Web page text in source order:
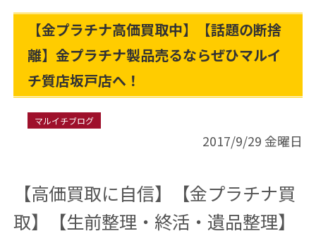
【金プラチナ高価買取中】【話題の断捨
離】金プラチナ製品売るならぜひマルイ
チ質店坂戸店へ！
マルイチブログ
2017/9/29 金曜日
【高価買取に自信】【金プラチナ買
取】【生前整理・終活・遺品整理】